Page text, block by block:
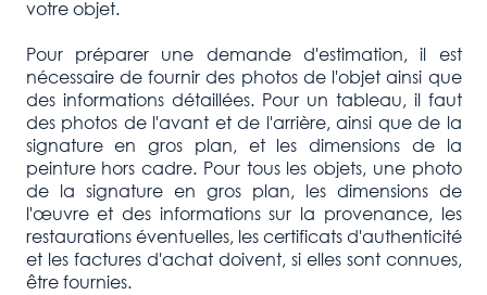
votre objet.
Pour préparer une demande d'estimation, il est
nécessaire de fournir des photos de l'objet ainsi que
des informations détaillées. Pour un tableau, il faut
des photos de l'avant et de l'arrière, ainsi que de la
signature en gros plan, et les dimensions de la
peinture hors cadre. Pour tous les objets, une photo
de la signature en gros plan, les dimensions de
l'œuvre et des informations sur la provenance, les
restaurations éventuelles, les certificats d'authenticité
et les factures d'achat doivent, si elles sont connues,
être fournies.